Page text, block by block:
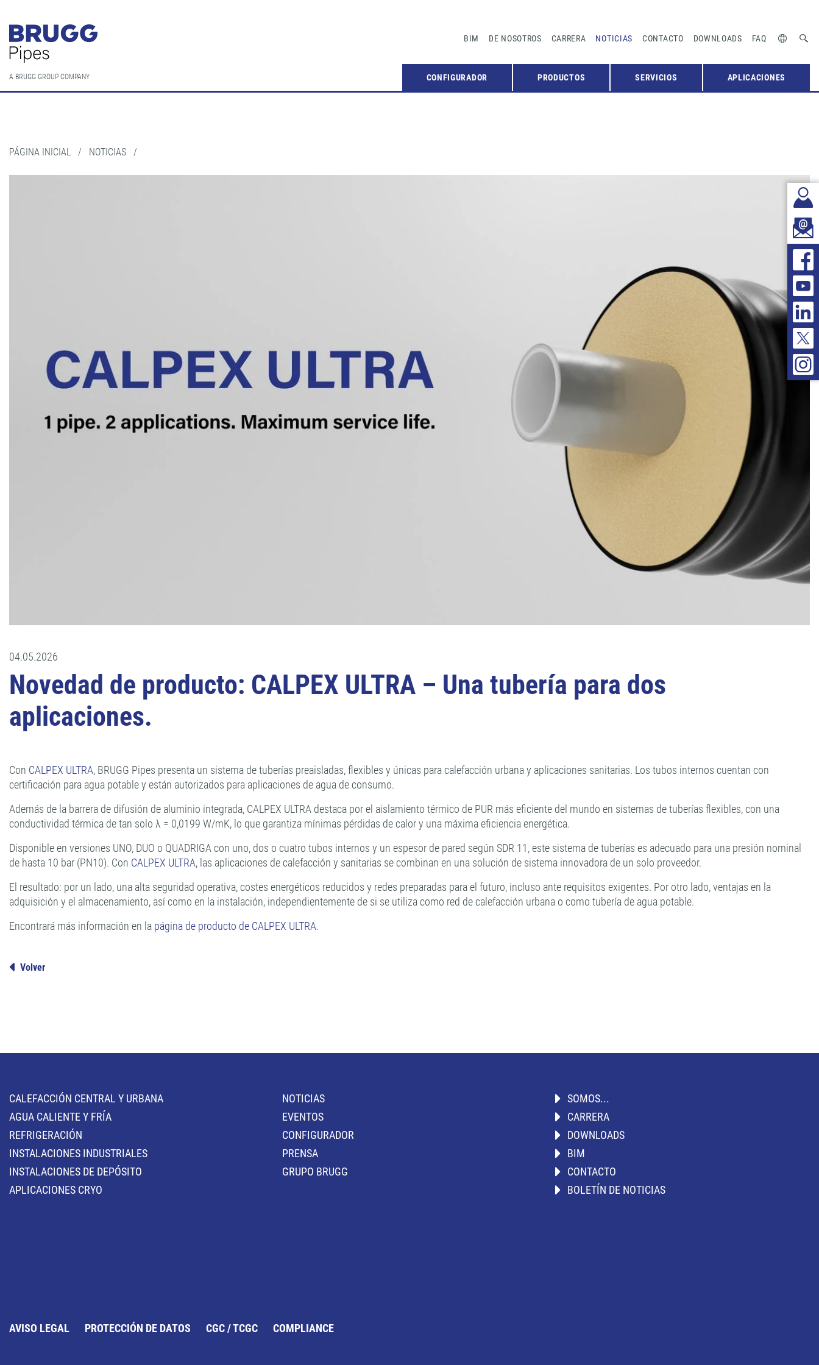
BIM DE NOSOTROS CARRERA NOTICIAS CONTACTO DOWNLOADS FAQ
A BRUGG GROUP COMPANY CONFIGURADOR PRODUCTOS SERVICIOS APLICACIONES
PÁGINA INICIAL / NOTICIAS /
04.05.2026
Novedad de producto: CALPEX ULTRA – Una tubería para dos
aplicaciones.
Con CALPEX ULTRA, BRUGG Pipes presenta un sistema de tuberías preaisladas, flexibles y únicas para calefacción urbana y aplicaciones sanitarias. Los tubos internos cuentan con
certificación para agua potable y están autorizados para aplicaciones de agua de consumo.
Además de la barrera de difusión de aluminio integrada, CALPEX ULTRA destaca por el aislamiento térmico de PUR más eficiente del mundo en sistemas de tuberías flexibles, con una
conductividad térmica de tan solo λ = 0,0199 W/mK, lo que garantiza mínimas pérdidas de calor y una máxima eficiencia energética.
Disponible en versiones UNO, DUO o QUADRIGA con uno, dos o cuatro tubos internos y un espesor de pared según SDR 11, este sistema de tuberías es adecuado para una presión nominal
de hasta 10 bar (PN10). Con CALPEX ULTRA, las aplicaciones de calefacción y sanitarias se combinan en una solución de sistema innovadora de un solo proveedor.
El resultado: por un lado, una alta seguridad operativa, costes energéticos reducidos y redes preparadas para el futuro, incluso ante requisitos exigentes. Por otro lado, ventajas en la
adquisición y el almacenamiento, así como en la instalación, independientemente de si se utiliza como red de calefacción urbana o como tubería de agua potable.
Encontrará más información en la página de producto de CALPEX ULTRA.
Volver
CALEFACCIÓN CENTRAL Y URBANA
AGUA CALIENTE Y FRÍA
REFRIGERACIÓN
INSTALACIONES INDUSTRIALES
INSTALACIONES DE DEPÓSITO
APLICACIONES CRYO
NOTICIAS
EVENTOS
CONFIGURADOR
PRENSA
GRUPO BRUGG
SOMOS...
CARRERA
DOWNLOADS
BIM
CONTACTO
BOLETÍN DE NOTICIAS
AVISO LEGAL PROTECCIÓN DE DATOS CGC / TCGC COMPLIANCE